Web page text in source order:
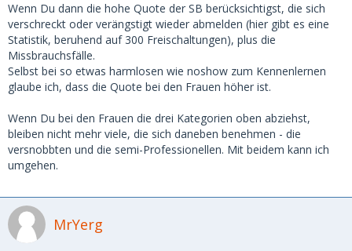
Wenn Du dann die hohe Quote der SB berücksichtigst, die sich
verschreckt oder verängstigt wieder abmelden (hier gibt es eine
Statistik, beruhend auf 300 Freischaltungen), plus die
Missbrauchsfälle.
Selbst bei so etwas harmlosen wie noshow zum Kennenlernen
glaube ich, dass die Quote bei den Frauen höher ist.
Wenn Du bei den Frauen die drei Kategorien oben abziehst,
bleiben nicht mehr viele, die sich daneben benehmen - die
versnobbten und die semi-Professionellen. Mit beidem kann ich
umgehen.
MrYerg